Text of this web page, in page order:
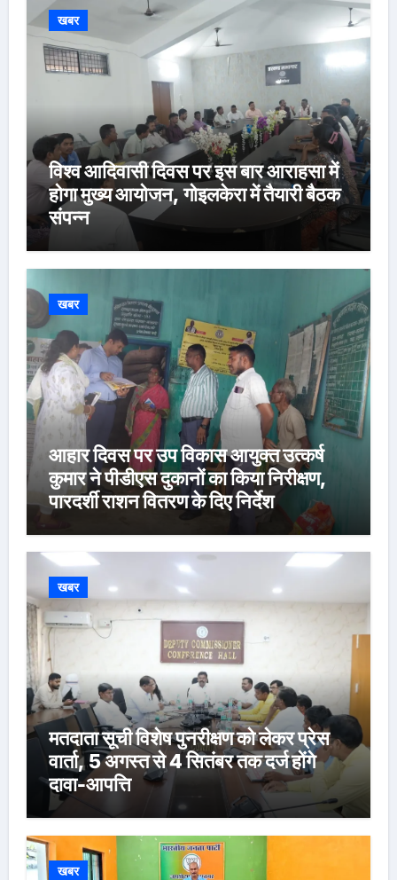
खबर
विश्व आदिवासी दिवस पर इस बार आराहसा में
होगा मुख्य आयोजन, गोइलकेरा में तैयारी बैठक
संपन्न
खबर
आहार दिवस पर उप विकास आयुक्त उत्कर्ष
कुमार ने पीडीएस दुकानों का किया निरीक्षण,
पारदर्शी राशन वितरण के दिए निर्देश
खबर
मतदाता सूची विशेष पुनरीक्षण को लेकर प्रेस
वार्ता, 5 अगस्त से 4 सितंबर तक दर्ज होंगे
दावा-आपत्ति
खबर